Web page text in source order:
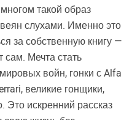
такой образ
слухами. Именно это
за собственную книгу —
сам. Мечта стать
войн, гонки с Alfa
великие гонщики,
Это искренний рассказ